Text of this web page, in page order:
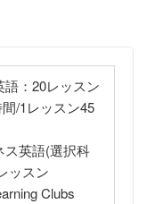
語：20レッスン
/1レッスン45
ス英語(選択科
ッスン
Clubs